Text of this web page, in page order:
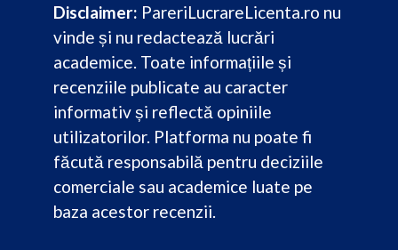
Disclaimer: PareriLucrareLicenta.ro nu
vinde și nu redactează lucrări
academice. Toate informațiile și
recenziile publicate au caracter
informativ și reflectă opiniile
utilizatorilor. Platforma nu poate fi
făcută responsabilă pentru deciziile
comerciale sau academice luate pe
baza acestor recenzii.